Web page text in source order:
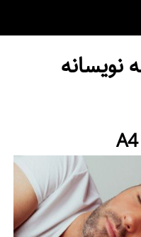
نویسانه
A4